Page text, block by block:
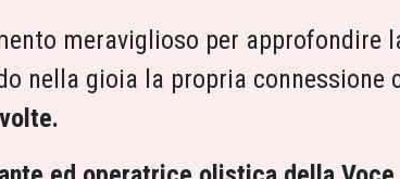
meraviglioso per approfondire
nella gioia la propria connessione